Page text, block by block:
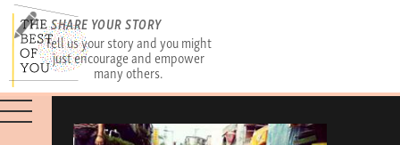
SHARE YOUR STORY
Tell us your story and you might
just encourage and empower
many others.